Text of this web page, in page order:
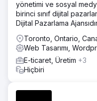
yönetimi ve sosyal
birinci sınıf dijital
Dijital Pazarlama
Toronto, Ontario,
Web Tasarımı,
E-ticaret, Üretim +3
Hiçbiri